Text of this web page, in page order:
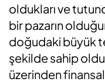
oldukları ve
bir pazarın
doğudaki büyük
şekilde sahip
üzerinden